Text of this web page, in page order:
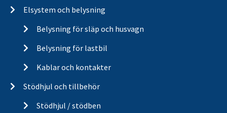
Elsystem och belysning
Belysning för släp och husvagn
Belysning för lastbil
Kablar och kontakter
Stödhjul och tillbehör
Stödhjul / stödben